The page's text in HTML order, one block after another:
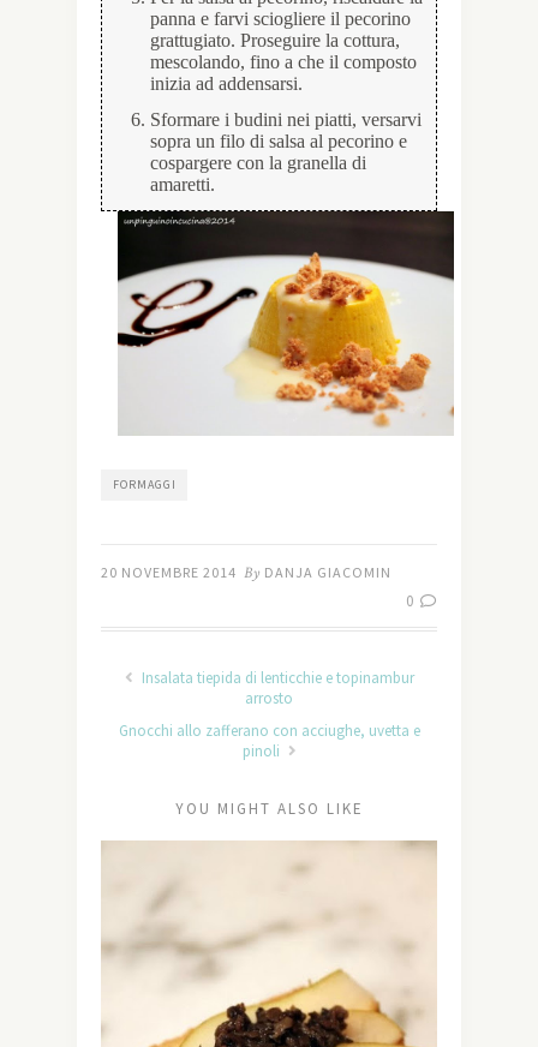
panna e farvi sciogliere il pecorino
grattugiato. Proseguire la cottura,
mescolando, fino a che il composto
inizia ad addensarsi.
Sformare i budini nei piatti, versarvi
sopra un filo di salsa al pecorino e
cospargere con la granella di
amaretti.
FORMAGGI
20 NOVEMBRE 2014 By DANJA GIACOMIN
0
Insalata tiepida di lenticchie e topinambur
arrosto
Gnocchi allo zafferano con acciughe, uvetta e
pinoli
YOU MIGHT ALSO LIKE